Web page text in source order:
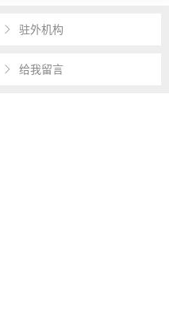
驻外机构
给我留言